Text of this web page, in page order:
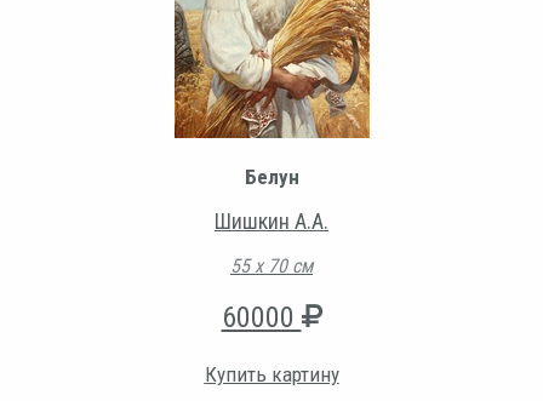
Белун
Шишкин А.А.
55 х 70 см
60000
Купить картину